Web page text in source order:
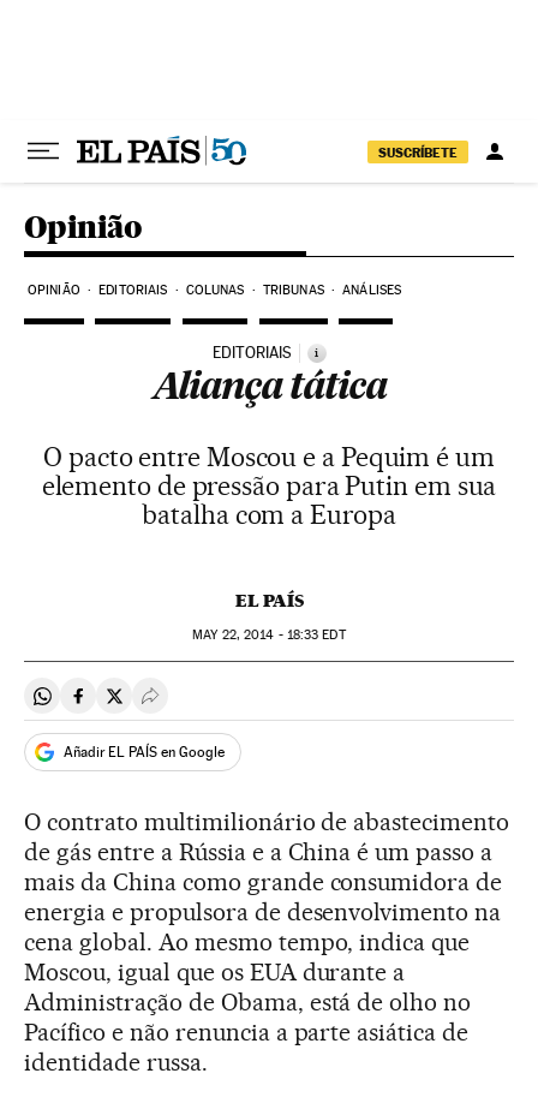
SUSCRÍBETE
Opinião
OPINIÃO EDITORIAIS COLUNAS TRIBUNAS ANÁLISES
EDITORIAIS i
Aliança tática
O pacto entre Moscou e a Pequim é um
elemento de pressão para Putin em sua
batalha com a Europa
EL PAÍS
MAY22, 2014 - 18:33 EDT
Compartir en Whatsapp
Compartir en Facebook
Compartir en Twitter
Desplegar Redes Sociales
Añadir EL PAÍS en Google
O contrato multimilionário de abastecimento
de gás entre a Rússia e a China é um passo a
mais da China como grande consumidora de
energia e propulsora de desenvolvimento na
cena global. Ao mesmo tempo, indica que
Moscou, igual que os EUA durante a
Administração de Obama, está de olho no
Pacífico e não renuncia a parte asiática de
identidade russa.